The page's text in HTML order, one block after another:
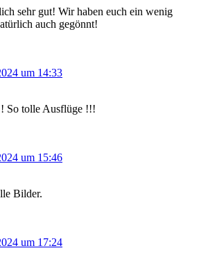
sehr gut! Wir haben euch ein wenig
auch gegönnt!
um 14:33
So tolle Ausflüge !!!
um 15:46
Bilder.
um 17:24